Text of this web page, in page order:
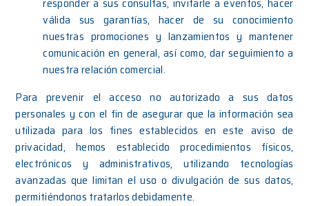
válida sus garantías, hacer de su conocimiento
nuestras promociones y lanzamientos y mantener
comunicación en general, así como, dar seguimiento a
nuestra relación comercial.
Para prevenir el acceso no autorizado a sus datos
personales y con el fin de asegurar que la información sea
utilizada para los fines establecidos en este aviso de
privacidad, hemos establecido procedimientos físicos,
electrónicos y administrativos, utilizando tecnologías
avanzadas que limitan el uso o divulgación de sus datos,
permitiéndonos tratarlos debidamente.